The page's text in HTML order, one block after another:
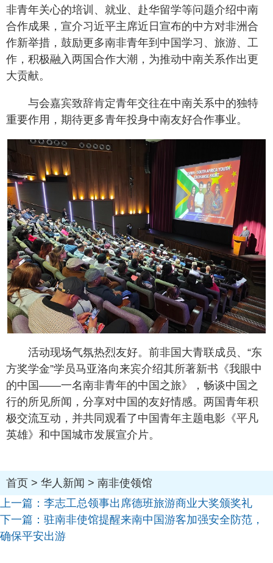
非青年关心的培训、就业、赴华留学等问题介绍中南
合作成果，宣介习近平主席近日宣布的中方对非洲合
作新举措，鼓励更多南非青年到中国学习、旅游、工
作，积极融入两国合作大潮，为推动中南关系作出更
大贡献。
与会嘉宾致辞肯定青年交往在中南关系中的独特
重要作用，期待更多青年投身中南友好合作事业。
活动现场气氛热烈友好。前非国大青联成员、“东
方奖学金”学员马亚洛向来宾介绍其所著新书《我眼中
的中国——一名南非青年的中国之旅》，畅谈中国之
行的所见所闻，分享对中国的友好情感。两国青年积
极交流互动，并共同观看了中国青年主题电影《平凡
英雄》和中国城市发展宣介片。
首页 > 华人新闻 > 南非使领馆
上一篇： 李志工总领事出席德班旅游商业大奖颁奖礼
下一篇： 驻南非使馆提醒来南中国游客加强安全防范，
确保平安出游